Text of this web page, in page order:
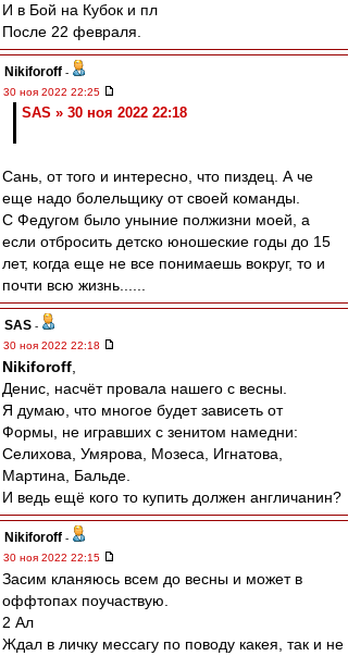
И в Бой на Кубок и пл
После 22 февраля.
Nikiforoff -
30 ноя 2022 22:25
SAS » 30 ноя 2022 22:18
Сань, от того и интересно, что пиздец. А че
еще надо болельщику от своей команды.
С Федугом было уныние полжизни моей, а
если отбросить детско юношеские годы до 15
лет, когда еще не все понимаешь вокруг, то и
почти всю жизнь......
SAS -
30 ноя 2022 22:18
Nikiforoff
Денис, насчёт провала нашего с весны.
Я думаю, что многое будет зависеть от
Формы, не игравших с зенитом намедни:
Селихова, Умярова, Мозеса, Игнатова,
Мартина, Бальде.
И ведь ещё кого то купить должен англичанин?
Nikiforoff -
30 ноя 2022 22:15
Засим кланяюсь всем до весны и может в
оффтопах поучаствую.
2 Ал
Ждал в личку мессагу по поводу какея, так и не